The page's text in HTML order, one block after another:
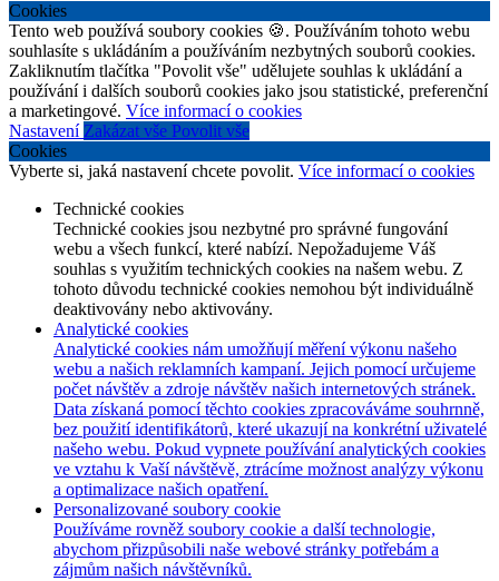
Cookies
Tento web používá soubory cookies 🍪. Používáním tohoto webu
souhlasíte s ukládáním a používáním nezbytných souborů cookies.
Zakliknutím tlačítka "Povolit vše" udělujete souhlas k ukládání a
používání i dalších souborů cookies jako jsou statistické, preferenční
a marketingové. Více informací o cookies
Nastavení Zakázat vše Povolit vše
Cookies
Vyberte si, jaká nastavení chcete povolit. Více informací o cookies
Technické cookies
Technické cookies jsou nezbytné pro správné fungování
webu a všech funkcí, které nabízí. Nepožadujeme Váš
souhlas s využitím technických cookies na našem webu. Z
tohoto důvodu technické cookies nemohou být individuálně
deaktivovány nebo aktivovány.
Analytické cookies
Analytické cookies nám umožňují měření výkonu našeho
webu a našich reklamních kampaní. Jejich pomocí určujeme
počet návštěv a zdroje návštěv našich internetových stránek.
Data získaná pomocí těchto cookies zpracováváme souhrnně,
bez použití identifikátorů, které ukazují na konkrétní uživatelé
našeho webu. Pokud vypnete používání analytických cookies
ve vztahu k Vaší návštěvě, ztrácíme možnost analýzy výkonu
a optimalizace našich opatření.
Personalizované soubory cookie
Používáme rovněž soubory cookie a další technologie,
abychom přizpůsobili naše webové stránky potřebám a
zájmům našich návštěvníků.